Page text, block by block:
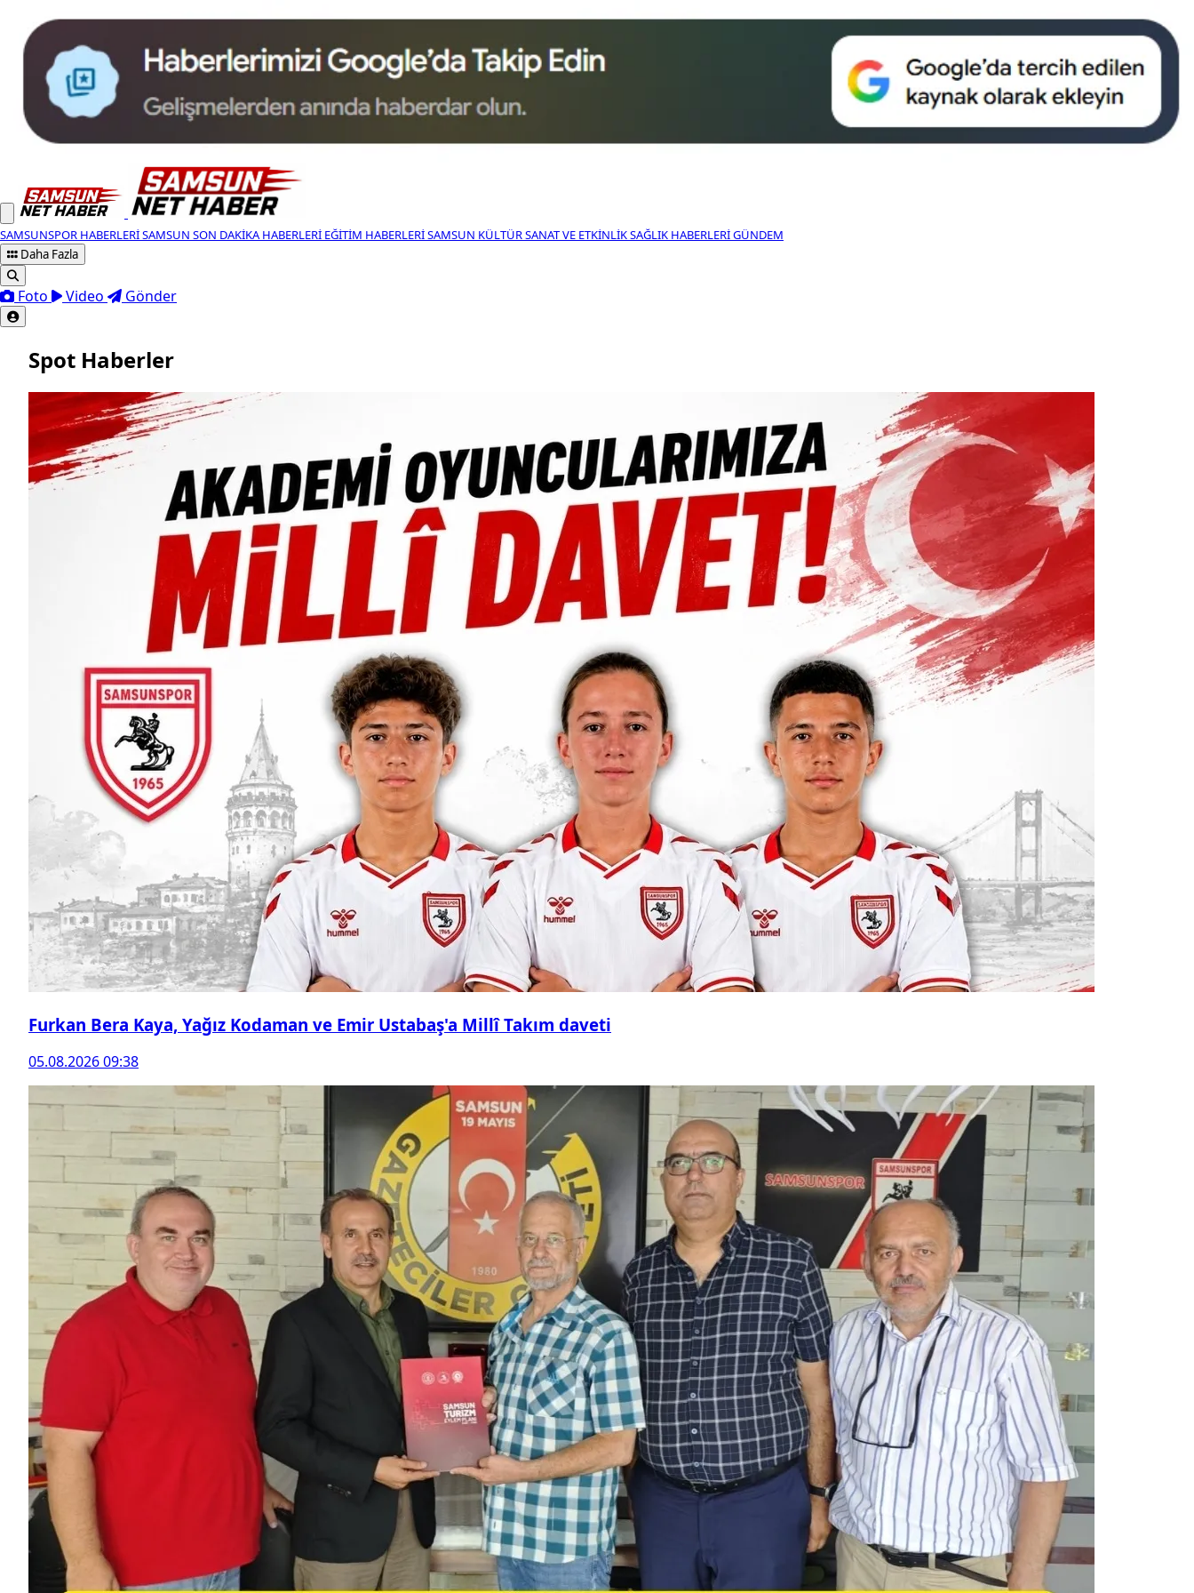
SAMSUNSPOR HABERLERISAMSUN SON DAKIKA HABERLERI EĞITIM HABERLERISAMSUN KÜLTÜR SANAT VE ETKINLIKSAĞLIK HABERLERIGÜNDEM
Daha Fazla
Foto Video Gönder
Spot Haberler
Furkan Bera Kaya, Yağız Kodaman ve Emir Ustabaş'a Millî Takım daveti
05.08.2026 09:38